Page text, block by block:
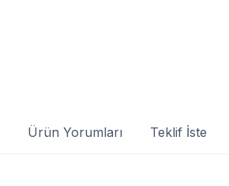
Ürün Yorumları Teklif İste